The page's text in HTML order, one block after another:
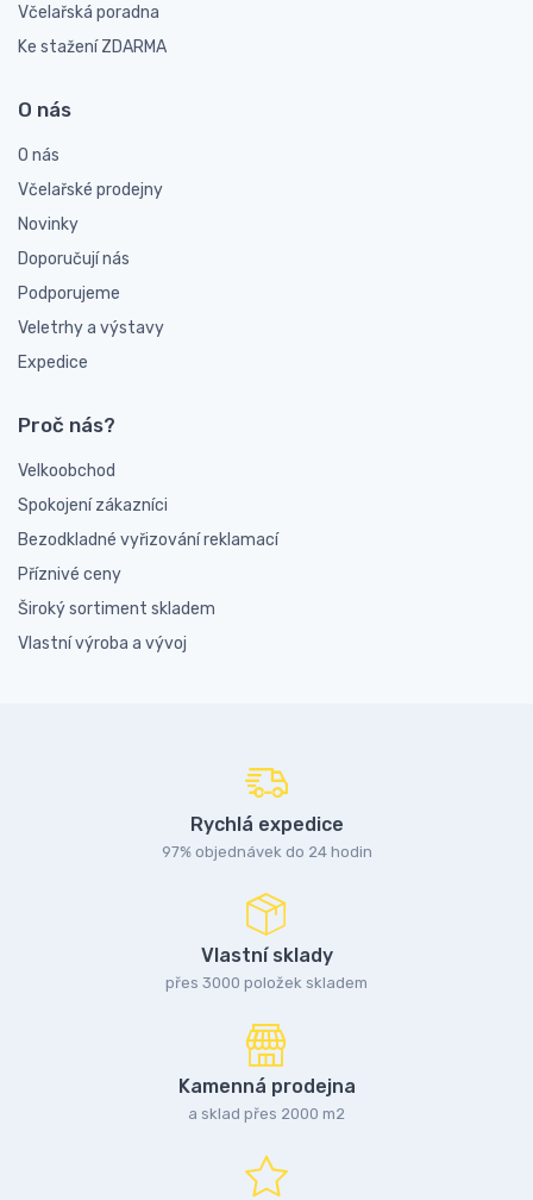
Včelařská poradna
Ke stažení ZDARMA
O nás
O nás
Včelařské prodejny
Novinky
Doporučují nás
Podporujeme
Veletrhy a výstavy
Expedice
Proč nás?
Velkoobchod
Spokojení zákazníci
Bezodkladné vyřizování reklamací
Příznivé ceny
Široký sortiment skladem
Vlastní výroba a vývoj
Rychlá expedice
97% objednávek do 24 hodin
Vlastní sklady
přes 3000 položek skladem
Kamenná prodejna
a sklad přes 2000 m2